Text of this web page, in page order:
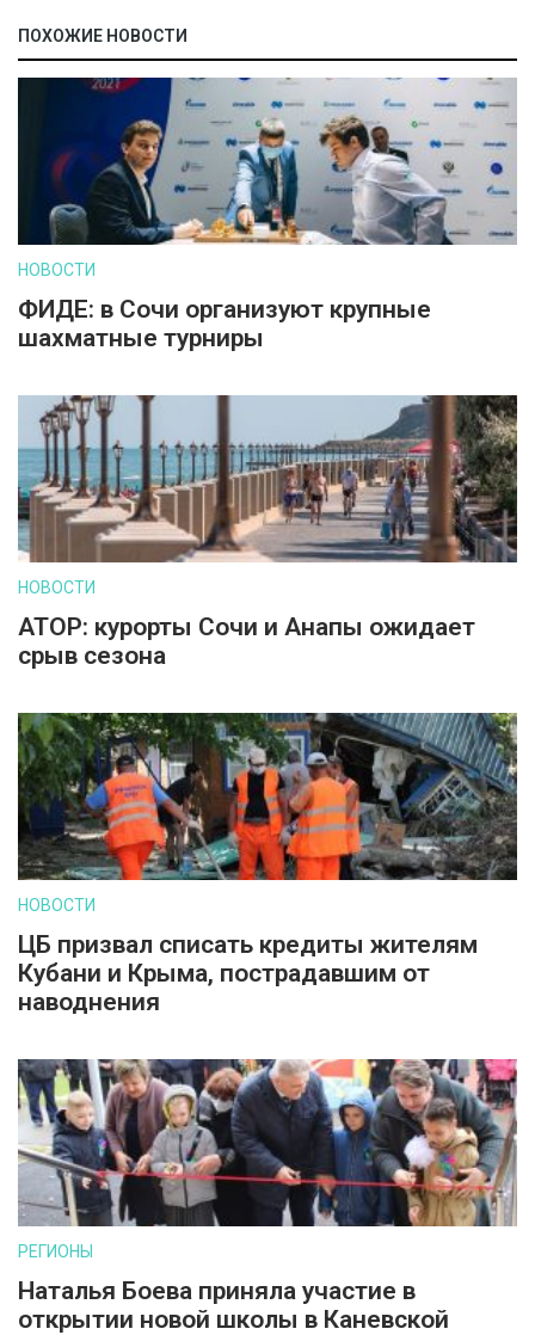
ПОХОЖИЕ НОВОСТИ
НОВОСТИ
ФИДЕ: в Сочи организуют крупные
шахматные турниры
НОВОСТИ
АТОР: курорты Сочи и Анапы ожидает
срыв сезона
НОВОСТИ
ЦБ призвал списать кредиты жителям
Кубани и Крыма, пострадавшим от
наводнения
РЕГИОНЫ
Наталья Боева приняла участие в
открытии новой школы в Каневской